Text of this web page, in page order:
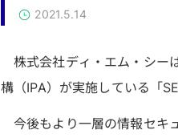
2021.5.14
株式会社ディ・エム・シー
構（IPA）が実施している「
今後もより一層の情報セキ